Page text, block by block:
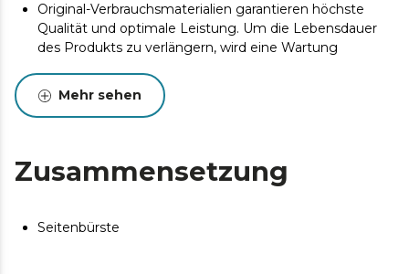
Original-Verbrauchsmaterialien garantieren höchste
Qualität und optimale Leistung. Um die Lebensdauer
des Produkts zu verlängern, wird eine Wartung
Mehr sehen
Zusammensetzung
Seitenbürste